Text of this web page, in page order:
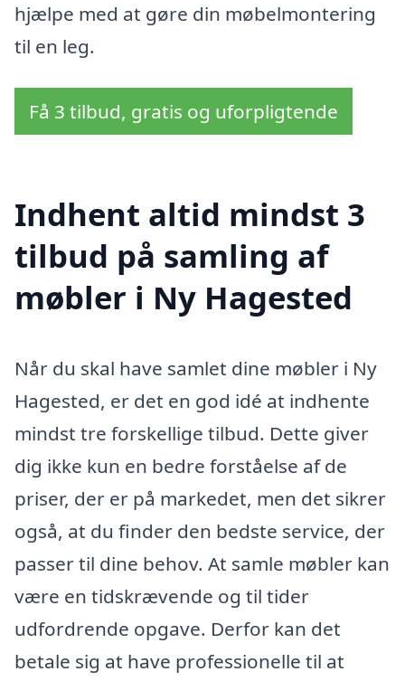
hjælpe med at gøre din møbelmontering
til en leg.
Få 3 tilbud, gratis og uforpligtende
Indhent altid mindst 3
tilbud på samling af
møbler i Ny Hagested
Når du skal have samlet dine møbler i Ny
Hagested, er det en god idé at indhente
mindst tre forskellige tilbud. Dette giver
dig ikke kun en bedre forståelse af de
priser, der er på markedet, men det sikrer
også, at du finder den bedste service, der
passer til dine behov. At samle møbler kan
være en tidskrævende og til tider
udfordrende opgave. Derfor kan det
betale sig at have professionelle til at